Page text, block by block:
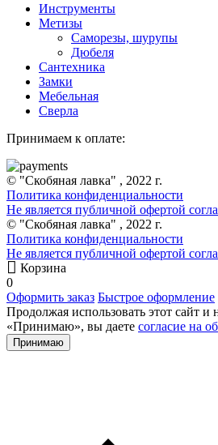
Инструменты
Метизы
Саморезы, шурупы
Дюбеля
Сантехника
Замки
Мебельная
Сверла
Принимаем к оплате:
© "Скобяная лавка" , 2022 г.
Политика конфиденциальности
Не является публичной офертой
© "Скобяная лавка" , 2022 г.
Политика конфиденциальности
Не является публичной офертой
Корзина
0
Оформить заказ Быстрое оформление
Продолжая использовать этот сайт
«Принимаю», вы даете согласие на
Принимаю